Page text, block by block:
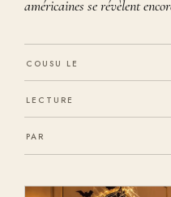
américaines se révèlent
COUSU LE
LECTURE
PAR